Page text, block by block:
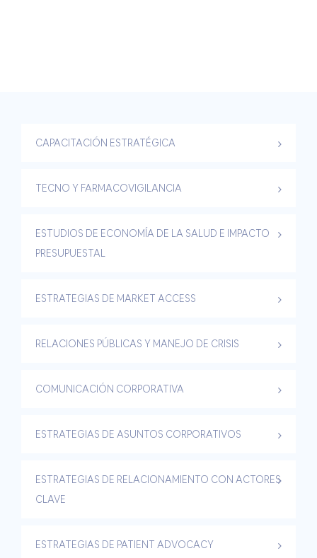
CAPACITACIÓN ESTRATÉGICA
TECNO Y FARMACOVIGILANCIA
ESTUDIOS DE ECONOMÍA DE LA SALUD E IMPACTO
PRESUPUESTAL
ESTRATEGIAS DE MARKET ACCESS
RELACIONES PÚBLICAS Y MANEJO DE CRISIS
COMUNICACIÓN CORPORATIVA
ESTRATEGIAS DE ASUNTOS CORPORATIVOS
ESTRATEGIAS DE RELACIONAMIENTO CON ACTORES
CLAVE
ESTRATEGIAS DE PATIENT ADVOCACY